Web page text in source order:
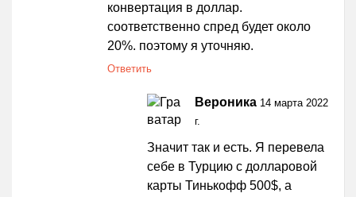
конвертация в доллар.
соответственно спред будет около
20%. поэтому я уточняю.
Ответить
Вероника 14 марта 2022
г.
Значит так и есть. Я перевела
себе в Турцию с долларовой
карты Тинькофф 500$, а